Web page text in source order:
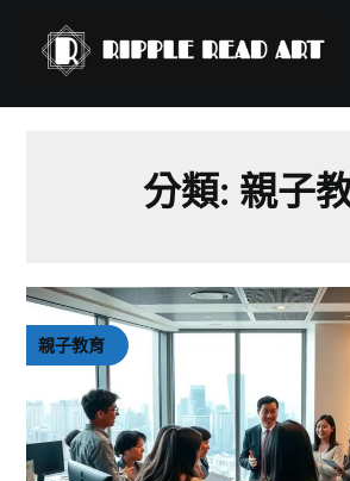
content
分類: 親子
親子教育